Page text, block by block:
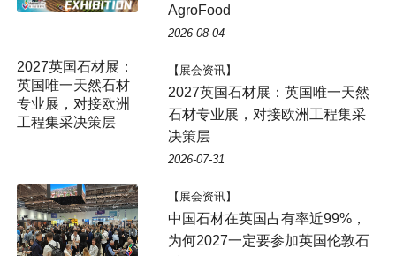
AgroFood
2026-08-04
2027英国石材展：
英国唯一天然石材
专业展，对接欧洲
工程集采决策层
【展会资讯】
2027英国石材展：英国唯一天然
石材专业展，对接欧洲工程集采
决策层
2026-07-31
【展会资讯】
中国石材在英国占有率近99%，
为何2027一定要参加英国伦敦石